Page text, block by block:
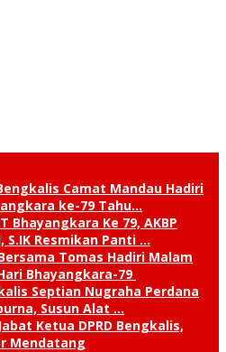
Camat Mandau Hadiri
ke-79 Tahu…
Bhayangkara Ke 79, AKBP
S.IK Resmikan Panti …
Tomas Hadiri Malam
Bhayangkara-79
Septian Nugraha Perdana
Susun Alat …
Ketua DPRD Bengkalis,
Mendatang